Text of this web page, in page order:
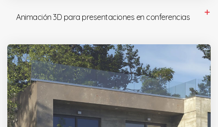
Animación 3D para presentaciones en conferencias